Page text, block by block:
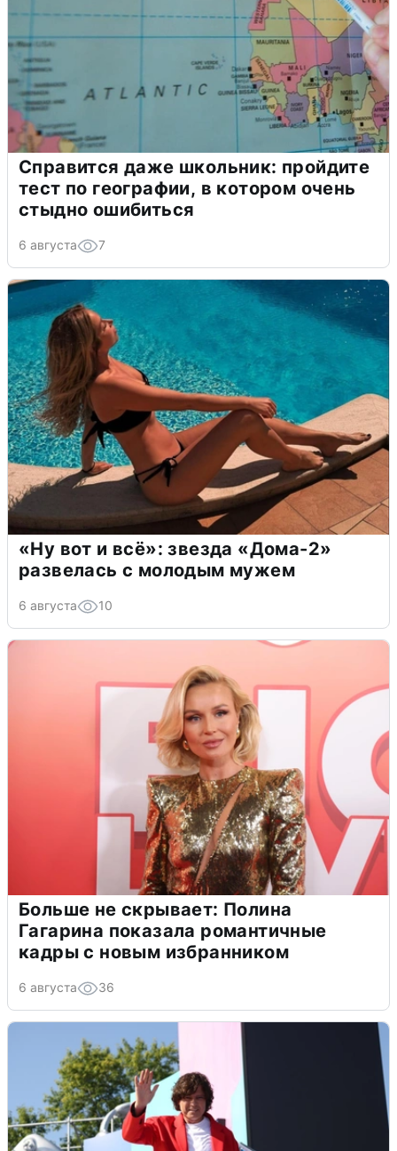
Справится даже школьник: пройдите
тест по географии, в котором очень
стыдно ошибиться
6 августа 7
«Ну вот и всё»: звезда «Дома-2»
развелась с молодым мужем
6 августа 10
Больше не скрывает: Полина
Гагарина показала романтичные
кадры с новым избранником
6 августа 36